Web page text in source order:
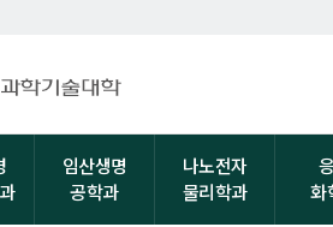
임산생명
공학과
나노전자
물리학과
화